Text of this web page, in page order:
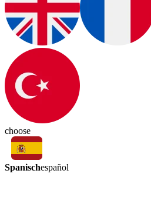
choose
Spanischespañol